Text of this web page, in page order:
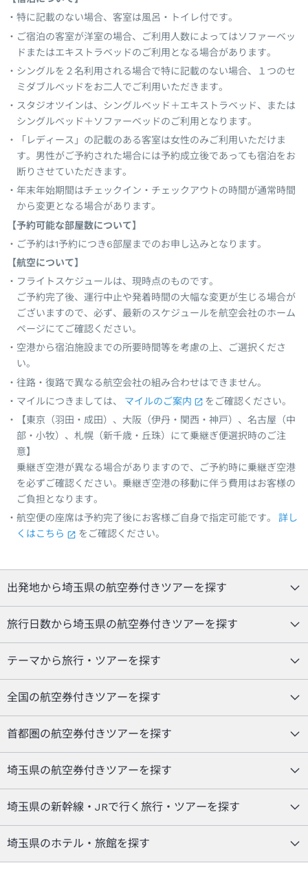
特に記載のない場合、客室は風呂・トイレ付です。
ご宿泊の客室が洋室の場合、ご利用人数によってはソファーベッ
ドまたはエキストラベッドのご利用となる場合があります。
シングルを２名利用される場合で特に記載のない場合、１つのセ
ミダブルベッドをお二人でご利用いただきます。
スタジオツインは、シングルベッド＋エキストラベッド、または
シングルベッド＋ソファーベッドのご利用となります。
「レディース」の記載のある客室は女性のみご利用いただけま
す。男性がご予約された場合には予約成立後であっても宿泊をお
断りさせていただきます。
年末年始期間はチェックイン・チェックアウトの時間が通常時間
から変更となる場合があります。
【予約可能な部屋数について】
ご予約は1予約につき6部屋までのお申し込みとなります。
【航空について】
フライトスケジュールは、現時点のものです。
ご予約完了後、運行中止や発着時間の大幅な変更が生じる場合が
ございますので、必ず、最新のスケジュールを航空会社のホーム
ページにてご確認ください。
空港から宿泊施設までの所要時間等を考慮の上、ご選択くださ
い。
往路・復路で異なる航空会社の組み合わせはできません。
マイルにつきましては、
マイルのご案内
をご確認ください。
【東京（羽田・成田）、大阪（伊丹・関西・神戸）、名古屋（中
部・小牧）、札幌（新千歳・丘珠）にて乗継ぎ便選択時のご注
意】
乗継ぎ空港が異なる場合がありますので、ご予約時に乗継ぎ空港
を必ずご確認ください。乗継ぎ空港の移動に伴う費用はお客様の
ご負担となります。
航空便の座席は予約完了後にお客様ご自身で指定可能です。
詳し
くはこちら
をご確認ください。
出発地から埼玉県の航空券付きツアーを探す
旅行日数から埼玉県の航空券付きツアーを探す
テーマから旅行・ツアーを探す
全国の航空券付きツアーを探す
首都圏の航空券付きツアーを探す
埼玉県の航空券付きツアーを探す
埼玉県の新幹線・JRで行く旅行・ツアーを探す
埼玉県のホテル・旅館を探す